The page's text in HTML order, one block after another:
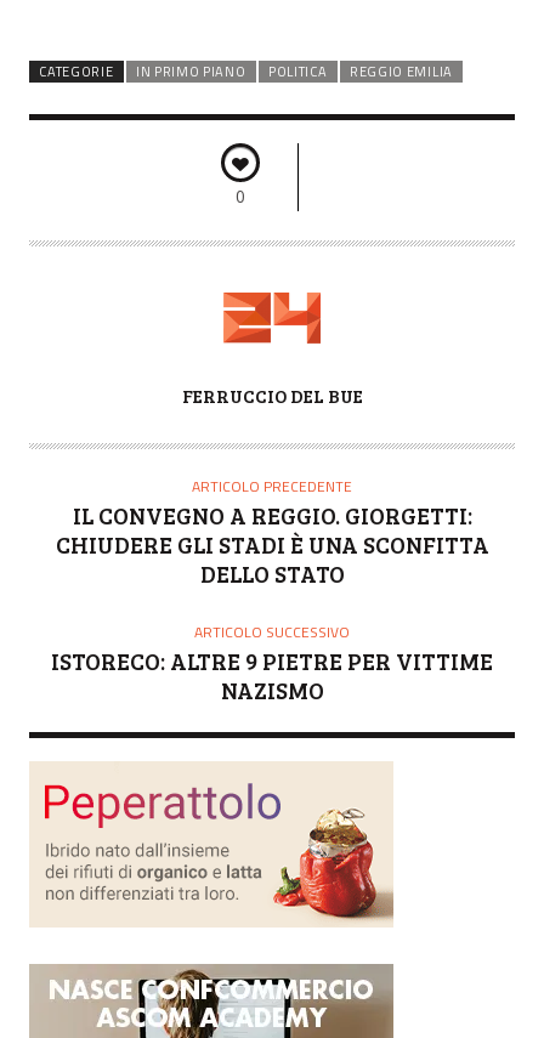
CATEGORIE IN PRIMO PIANO POLITICA REGGIO EMILIA
0
T
FERRUCCIO DEL BUE
ARTICOLO PRECEDENTE
IL CONVEGNO A REGGIO. GIORGETTI:
CHIUDERE GLI STADI È UNA SCONFITTA
DELLO STATO
ARTICOLO SUCCESSIVO
ISTORECO: ALTRE 9 PIETRE PER VITTIME
NAZISMO